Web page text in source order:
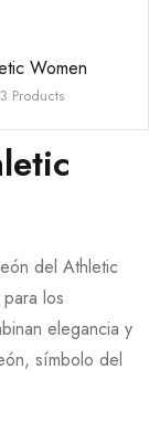
Women
Products
del Athletic
los
elegancia y
símbolo del